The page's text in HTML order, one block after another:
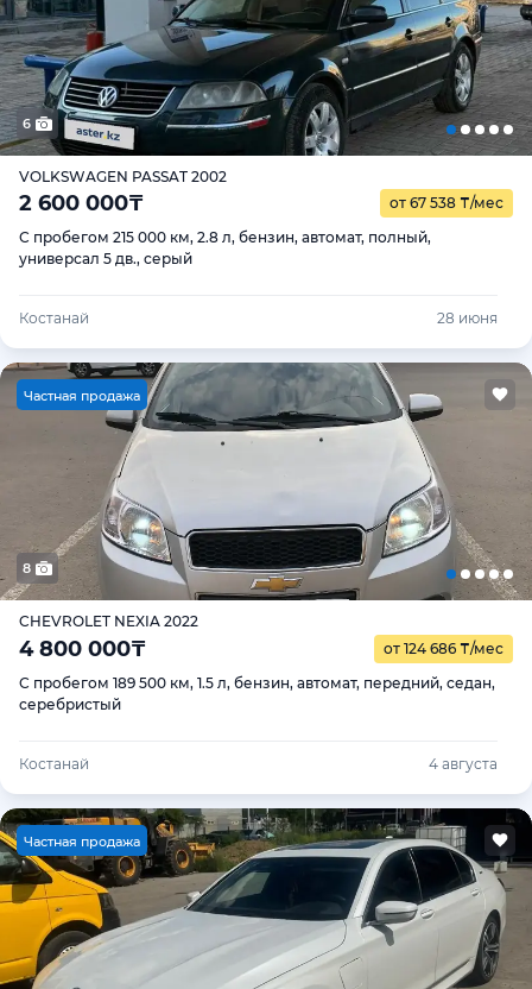
6
VOLKSWAGEN PASSAT 2002
2 600 000₸ от 67 538 ₸/мес
С пробегом 215 000 км, 2.8 л, бензин, автомат, полный,
универсал 5 дв., серый
Костанай 28 июня
Частная продажа
8
CHEVROLET NEXIA 2022
4 800 000₸ от 124 686 ₸/мес
С пробегом 189 500 км, 1.5 л, бензин, автомат, передний, седан,
серебристый
Костанай 4 августа
Частная продажа